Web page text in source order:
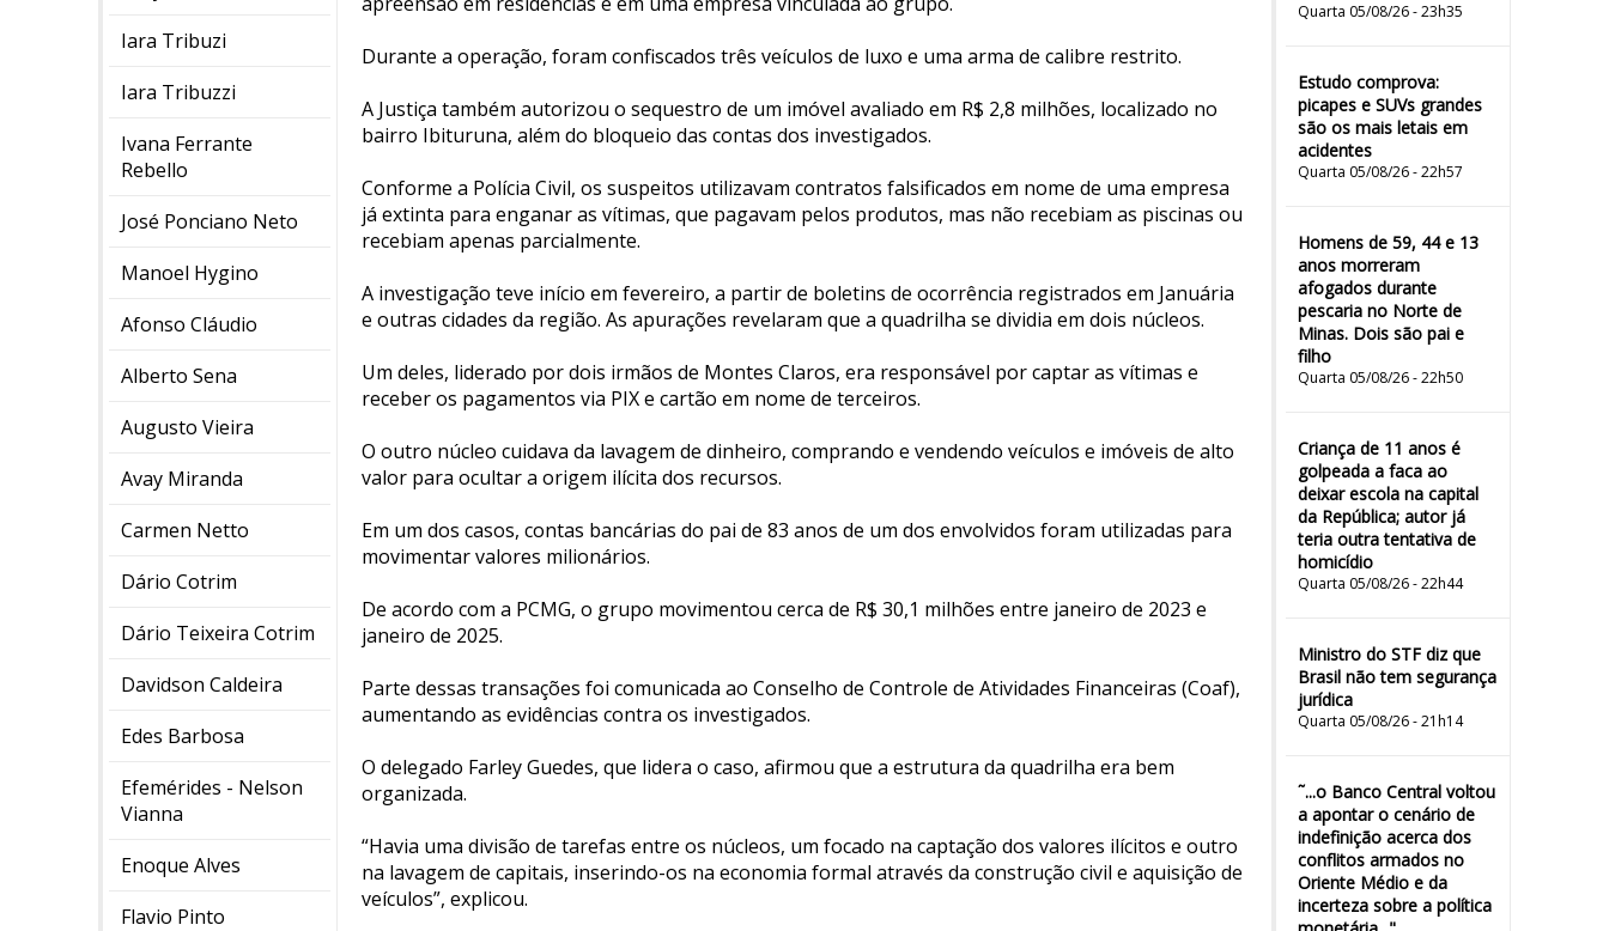
Iara Tribuzi
Iara Tribuzzi
Ivana Ferrante
Rebello
José Ponciano Neto
Manoel Hygino
Afonso Cláudio
Alberto Sena
Augusto Vieira
Avay Miranda
Carmen Netto
Dário Cotrim
Dário Teixeira Cotrim
Davidson Caldeira
Edes Barbosa
Efemérides - Nelson
Vianna
Enoque Alves
Flavio Pinto
Quarta 05/08/26 - 23h35
Estudo comprova:
picapes e SUVs grandes
são os mais letais em
acidentes
Quarta 05/08/26 - 22h57
Homens de 59, 44 e 13
anos morreram
afogados durante
pescaria no Norte de
Minas. Dois são pai e
filho
Quarta 05/08/26 - 22h50
Criança de 11 anos é
golpeada a faca ao
deixar escola na capital
da República; autor já
teria outra tentativa de
homicídio
Quarta 05/08/26 - 22h44
Ministro do STF diz que
Brasil não tem segurança
jurídica
Quarta 05/08/26 - 21h14
˜...o Banco Central voltou
a apontar o cenário de
indefinição acerca dos
conflitos armados no
Oriente Médio e da
incerteza sobre a política
Durante a operação, foram confiscados três veículos de luxo e uma arma de calibre restrito.
A Justiça também autorizou o sequestro de um imóvel avaliado em R$ 2,8 milhões, localizado no
bairro Ibituruna, além do bloqueio das contas dos investigados.
Conforme a Polícia Civil, os suspeitos utilizavam contratos falsificados em nome de uma empresa
já extinta para enganar as vítimas, que pagavam pelos produtos, mas não recebiam as piscinas ou
recebiam apenas parcialmente.
A investigação teve início em fevereiro, a partir de boletins de ocorrência registrados em Januária
e outras cidades da região. As apurações revelaram que a quadrilha se dividia em dois núcleos.
Um deles, liderado por dois irmãos de Montes Claros, era responsável por captar as vítimas e
receber os pagamentos via PIX e cartão em nome de terceiros.
O outro núcleo cuidava da lavagem de dinheiro, comprando e vendendo veículos e imóveis de alto
valor para ocultar a origem ilícita dos recursos.
Em um dos casos, contas bancárias do pai de 83 anos de um dos envolvidos foram utilizadas para
movimentar valores milionários.
De acordo com a PCMG, o grupo movimentou cerca de R$ 30,1 milhões entre janeiro de 2023 e
janeiro de 2025.
Parte dessas transações foi comunicada ao Conselho de Controle de Atividades Financeiras (Coaf),
aumentando as evidências contra os investigados.
O delegado Farley Guedes, que lidera o caso, afirmou que a estrutura da quadrilha era bem
organizada.
“Havia uma divisão de tarefas entre os núcleos, um focado na captação dos valores ilícitos e outro
na lavagem de capitais, inserindo-os na economia formal através da construção civil e aquisição de
veículos”, explicou.